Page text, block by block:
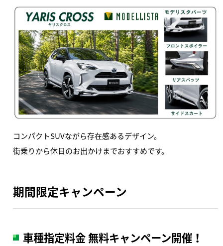
コンパクトSUVながら存在感あるデザイン。
街乗りから休日のお出かけまでおすすめです。
期間限定キャンペーン
車種指定料金 無料キャンペーン開催！